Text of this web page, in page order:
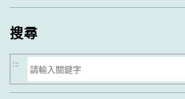
類
搜尋
搜
尋
:::